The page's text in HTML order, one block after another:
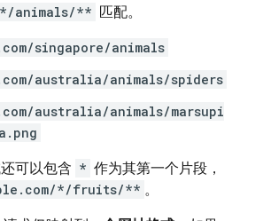
*/animals/** 匹配。
singapore/animals
australia/animals/spiders
australia/animals/marsupi
可以包含 * 作为其第一个片段，
*/fruits/** 。